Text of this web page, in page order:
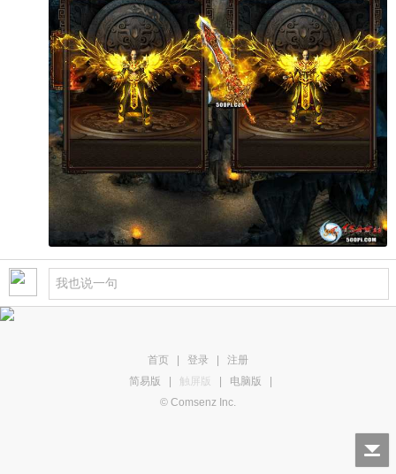
首页 登录
注册
简易版
触屏版 电脑版
© Comsenz Inc.